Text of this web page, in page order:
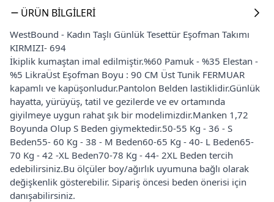
ÜRÜN BILGILERI
WestBound - Kadın Taşlı Günlük Tesettür Eşofman Takımı
KIRMIZI- 694
İkiplik kumaştan imal edilmiştir.%60 Pamuk - %35 Elestan -
%5 LikraÜst Eşofman Boyu : 90 CM Üst Tunik FERMUAR
kapamlı ve kapüşonludur.Pantolon Belden lastiklidir.Günlük
hayatta, yürüyüş, tatil ve gezilerde ve ev ortamında
giyilmeye uygun rahat şık bir modelimizdir.Manken 1,72
Boyunda Olup S Beden giymektedir.50-55 Kg - 36 - S
Beden55- 60 Kg - 38 - M Beden60-65 Kg - 40- L Beden65-
70 Kg - 42 -XL Beden70-78 Kg - 44- 2XL Beden tercih
edebilirsiniz.Bu ölçüler boy/ağırlık uyumuna bağlı olarak
değişkenlik gösterebilir. Sipariş öncesi beden önerisi için
danışabilirsiniz.